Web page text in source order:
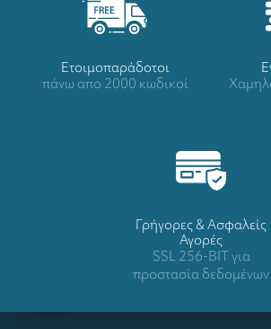
Ετοιμοπαράδοτοι
πάνω απο 2000 κωδικοί
Γρήγορες & Ασφαλείς
Αγορές
SSL 256-BIT για
προστασία δεδομένων